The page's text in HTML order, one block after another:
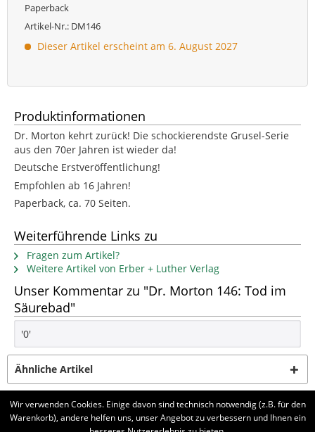
Paperback
Artikel-Nr.: DM146
Dieser Artikel erscheint am 6. August 2027
Produktinformationen
Dr. Morton kehrt zurück! Die schockierendste Grusel-Serie
aus den 70er Jahren ist wieder da!
Deutsche Erstveröffentlichung!
Empfohlen ab 16 Jahren!
Paperback, ca. 70 Seiten.
Weiterführende Links zu
Fragen zum Artikel?
Weitere Artikel von Erber + Luther Verlag
Unser Kommentar zu "Dr. Morton 146: Tod im
Säurebad"
'0'
Ähnliche Artikel
Kunden haben sich ebenfalls angesehen
Wir verwenden Cookies. Einige davon sind technisch notwendig (z.B. für den
Warenkorb), andere helfen uns, unser Angebot zu verbessern und Ihnen ein